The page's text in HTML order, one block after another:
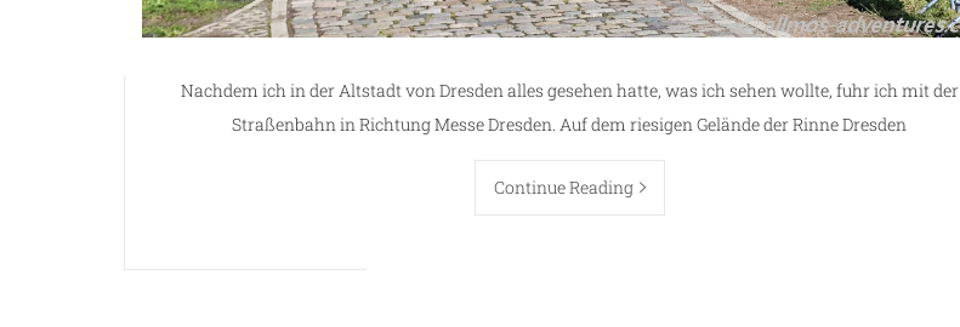
Nachdem ich in der Altstadt von Dresden alles gesehen hatte, was ich sehen wollte, fuhr ich mit der
Straßenbahn in Richtung Messe Dresden. Auf dem riesigen Gelände der Rinne Dresden
Continue Reading